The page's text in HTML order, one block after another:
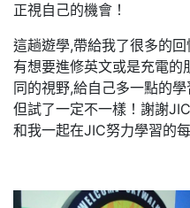
正視自己的機會！
這趟遊學,帶給我了很多的
有想要進修英文或是充電
同的視野,給自己多一點的
但試了一定不一樣！謝謝
和我一起在JIC努力學習的